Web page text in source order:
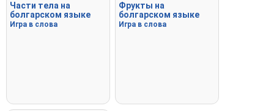
Части тела на
болгарском языке
Игра в слова
Фрукты на
болгарском языке
Игра в слова